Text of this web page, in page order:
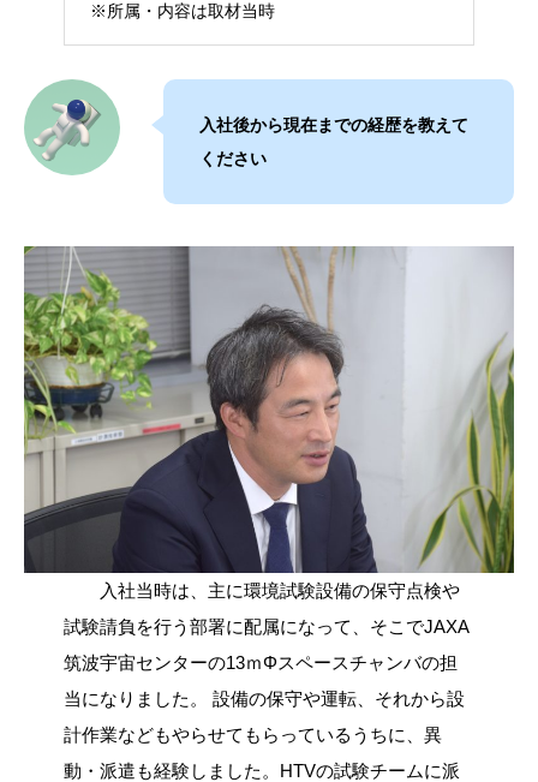
※所属・内容は取材当時
入社後から現在までの経歴を教えて
ください
入社当時は、主に環境試験設備の保守点検や
試験請負を行う部署に配属になって、そこでJAXA
筑波宇宙センターの13ｍΦスペースチャンバの担
当になりました。 設備の保守や運転、それから設
計作業などもやらせてもらっているうちに、異
動・派遣も経験しました。HTVの試験チームに派